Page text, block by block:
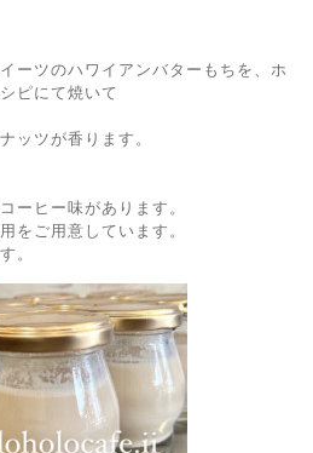
ーツのハワイアンバターもちを、ホ
ピにて焼いて
ッツが香ります。
ーヒー味があります。
をご用意しています。
。